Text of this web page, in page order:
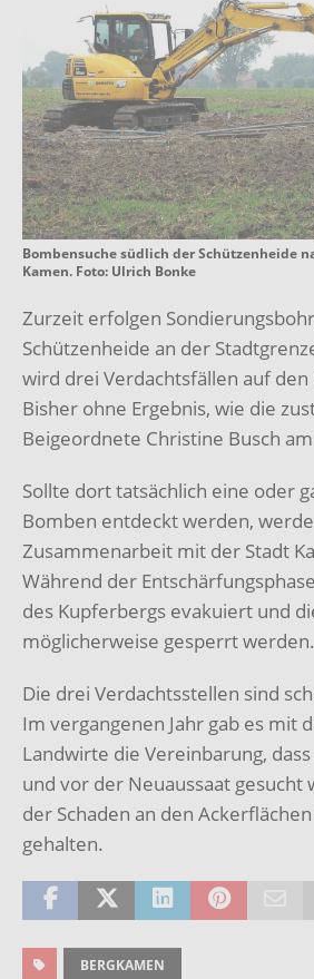
Bombensuche südlich der Schützenheide
Kamen. Foto: Ulrich Bonke
Zurzeit erfolgen
Schützenheide an der
wird drei Verdachtsfällen auf den
Bisher ohne Ergebnis, wie die
Beigeordnete Christine Busch
Sollte dort tatsächlich eine oder
Bomben entdeckt werden,
Zusammenarbeit mit der Stadt
Während der
des Kupferbergs evakuiert und
möglicherweise gesperrt werden.
Die drei Verdachtsstellen sind
Im vergangenen Jahr gab es mit
Landwirte die Vereinbarung,
und vor der Neuaussaat gesucht
der Schaden an den
gehalten.
BERGKAMEN